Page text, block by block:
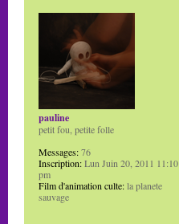
pauline
petit fou, petite folle
Messages:76
Inscription:Lun Juin 20, 2011 11:10
pm
Film d'animation culte:la planete
sauvage